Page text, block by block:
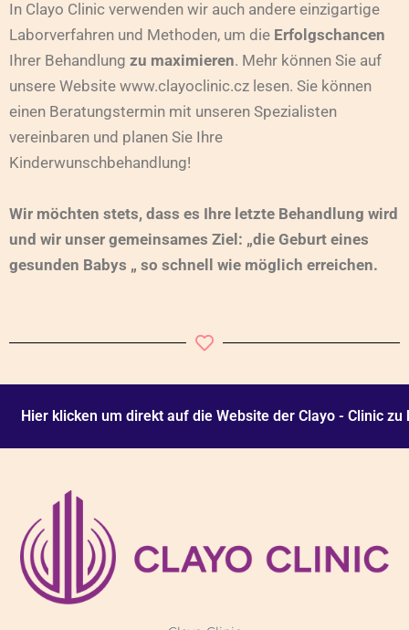
In Clayo Clinic verwenden wir auch andere einzigartige
Laborverfahren und Methoden, um die Erfolgschancen
Ihrer Behandlung zu maximieren. Mehr können Sie auf
unsere Website www.clayoclinic.cz lesen. Sie können
einen Beratungstermin mit unseren Spezialisten
vereinbaren und planen Sie Ihre
Kinderwunschbehandlung!
Wir möchten stets, dass es Ihre letzte Behandlung wird
und wir unser gemeinsames Ziel: „die Geburt eines
gesunden Babys „ so schnell wie möglich erreichen.
Hier klicken um direkt auf die Website der Clayo - Clinic zu